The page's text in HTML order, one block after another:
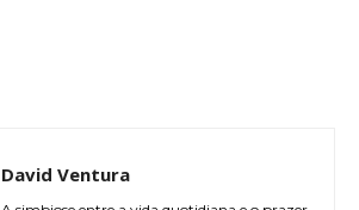
David Ventura